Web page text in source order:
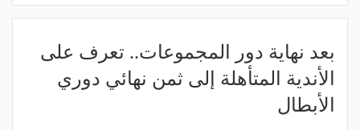
بعد نهاية دور المجموعات.. تعرف على
الأندية المتأهلة إلى ثمن نهائي دوري
الأبطال